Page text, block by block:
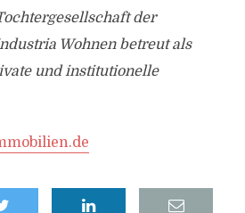
der
Wohnen betreut als
und institutionelle